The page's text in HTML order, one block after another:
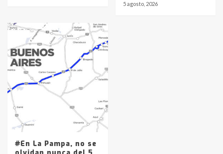
5 agosto, 2026
#En La Pampa, no se